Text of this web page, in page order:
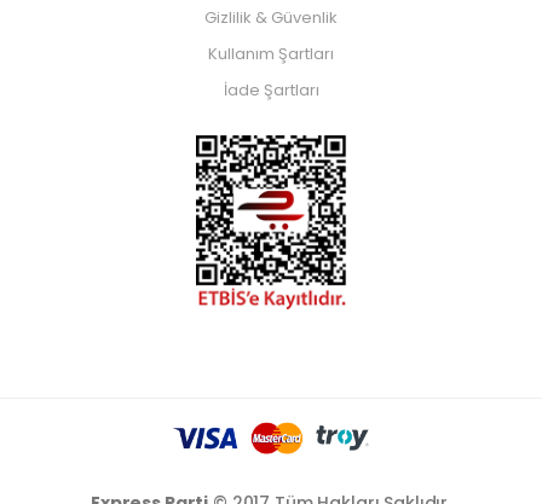
Gizlilik & Güvenlik
Kullanım Şartları
İade Şartları